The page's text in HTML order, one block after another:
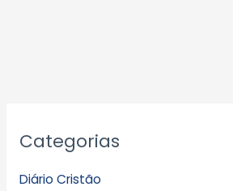
Categorias
Diário Cristão
r